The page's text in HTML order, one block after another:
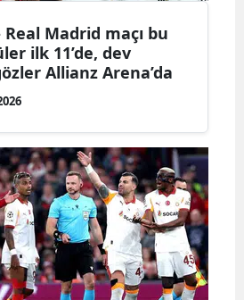
Madrid maçı bu
ilk 11’de, dev
Allianz Arena’da